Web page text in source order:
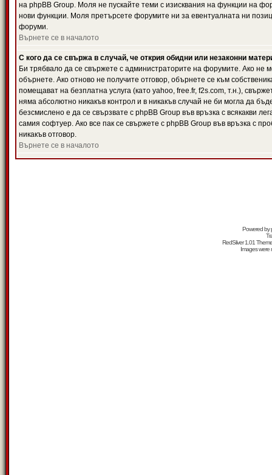
на phpBB Group. Моля не пускайте теми с изисквания на функции на
нови функции. Моля претърсете форумите ни за евентуалната ни
форуми.
Върнете се в началото
С кого да се свържа в случай, че открия обидни или незаконни
Би трябвало да се свържете с администраторите на форумите. Ако не
обърнете. Ако отново не получите отговор, обърнете се към
помещават на безплатна услуга (като yahoo, free.fr, f2s.com, т.н.),
няма абсолютно никакъв контрол и в никакъв случай не би могла да
безсмислено е да се свързвате с phpBB Group във връзка с всякакви
самия софтуер. Ако все пак се свържете с phpBB Group във връзка с
никакъв отговор.
Върнете се в началото
Powered by
RedSilver 1.01
Images were